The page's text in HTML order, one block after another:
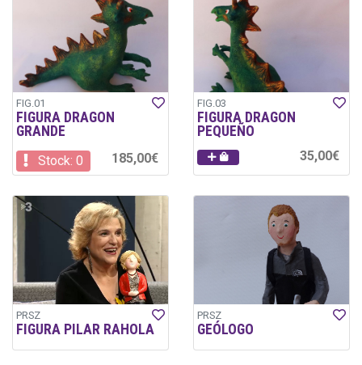
FIG.01
FIGURA DRAGON
GRANDE
Stock: 0 185,00€
FIG.03
FIGURA DRAGON
PEQUEÑO
35,00€
PRSZ
FIGURA PILAR RAHOLA
PRSZ
GEÓLOGO